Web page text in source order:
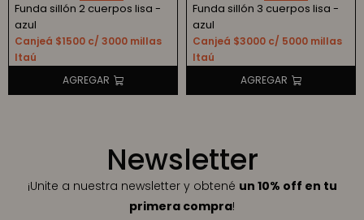
Funda sillón 2 cuerpos lisa -
azul
Canjeá $1500 c/ 3000 millas
Itaú
Funda sillón 3 cuerpos lisa -
azul
Canjeá $3000 c/ 5000 millas
Itaú
Newsletter
¡Unite a nuestra newsletter y obtené un 10% off en tu
primera compra!